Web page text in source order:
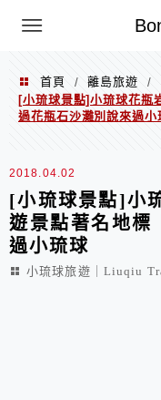
選單
首頁 / 離島旅遊 /
[小琉球景點]小琉球花瓶
過花瓶石沙灘別說來過小
2018.04.02
[小琉球景點]小
遊景點著名地標
過小琉球
小琉球旅遊｜Liuqiu